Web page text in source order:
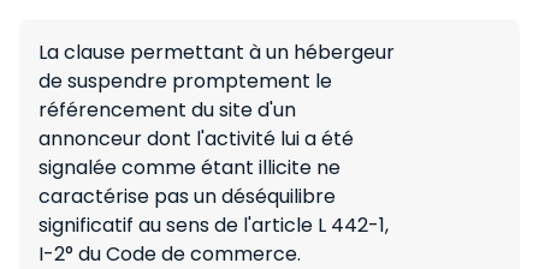
La clause permettant à un hébergeur
de suspendre promptement le
référencement du site d'un
annonceur dont l'activité lui a été
signalée comme étant illicite ne
caractérise pas un déséquilibre
significatif au sens de l'article L 442-1,
I-2° du Code de commerce.